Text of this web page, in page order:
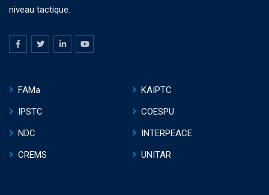
niveau tactique.
FAMa
KAIPTC
IPSTC
COESPU
NDC
INTERPEACE
CREMS
UNITAR